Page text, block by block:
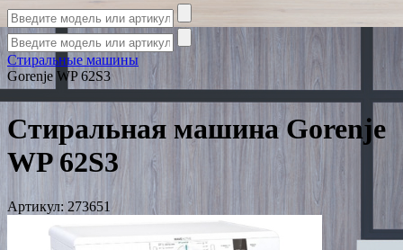
Стиральные машины
Gorenje WP 62S3
Стиральная машина Gorenje
WP 62S3
Артикул: 273651